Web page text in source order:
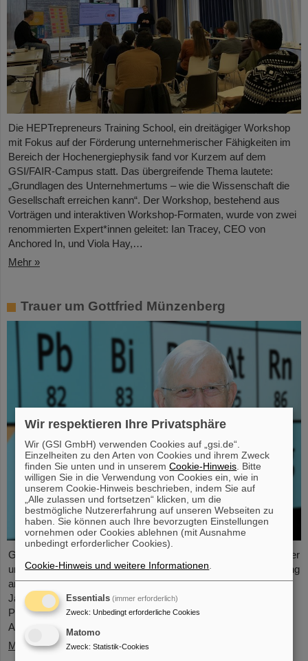
Die HEPTrepreneurs Training School, ein dreitägiger Workshop
mit Fokus auf der Förderung unternehmerischer Fähigkeiten im
Bereich der Hochenergiephysik fand vor Kurzem auf dem
GSI/FAIR-Campus statt. Das übergreifende Thema lautete:
„Grundlagen des Unternehmertums – wie die Wissenschaft die
Gesellschaft erreichen kann“. Der Workshop, bestehend aus
Vorträgen und interaktiven Workshop-Formaten, wurde von zwei
renommierten Expert*innen geleitet: Ian Tracey, CEO von
Anchored In, und Viola Hay,…
Mehr »
Trauer um Gottfried Münzenberg
GSI und FAIR trauern um einen herausragenden Wissenschaftler
und Pionier der Kernphysik, der die kernphysikalische Forschung
am GSI Helmholtzzentrum für Schwerionenforschung über
Jahrzehnte geprägt hat. Der ehemalige GSI-Bereichsleiter
Professor Dr. Gottfried Münzenberg ist am 2. Januar 2024 im
Alter von 83 Jahren verstorben.
Mehr »
Wir respektieren Ihre Privatsphäre
Wir (GSI GmbH) verwenden Cookies auf „gsi.de“.
Einzelheiten zu den Arten von Cookies und ihrem Zweck
finden Sie unten und in unseremCookie-Hinweis . Bitte
willigen Sie in die Verwendung von Cookies ein, wie in
unserem Cookie-Hinweis beschrieben, indem Sie auf
„Alle zulassen und fortsetzen“ klicken, um die
bestmögliche Nutzererfahrung auf unseren Webseiten zu
haben. Sie können auch Ihre bevorzugten Einstellungen
vornehmen oder Cookies ablehnen (mit Ausnahme
unbedingt erforderlicher Cookies).
Cookie-Hinweis und weitere Informationen
Essentials (immer erforderlich)
Zweck: Unbedingt erforderliche Cookies
Matomo
Zweck: Statistik-Cookies